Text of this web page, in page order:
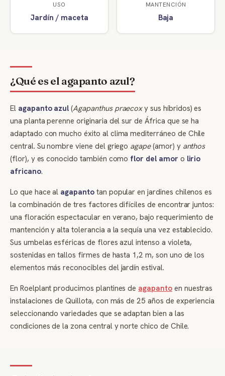
USO
Jardín / maceta
MANTENCIÓN
Baja
¿Qué es el agapanto azul?
El agapanto azul (Agapanthus praecoxy sus híbridos) es
una planta perenne originaria del sur de África que se ha
adaptado con mucho éxito al clima mediterráneo de Chile
central. Su nombre viene del griego agape(amor) y anthos
(flor), y es conocido también como flor del amor o lirio
africano.
Lo que hace al agapantotan popular en jardines chilenos es
la combinación de tres factores difíciles de encontrar juntos:
una floración espectacular en verano, bajo requerimiento de
mantención y alta tolerancia a la sequía una vez establecido.
Sus umbelas esféricas de flores azul intenso a violeta,
sostenidas en tallos firmes de hasta 1,2 m, son uno de los
elementos más reconocibles del jardín estival.
En Roelplant producimos plantines de agapantoen nuestras
instalaciones de Quillota, con más de 25 años de experiencia
seleccionando variedades que se adaptan bien a las
condiciones de la zona central y norte chico de Chile.